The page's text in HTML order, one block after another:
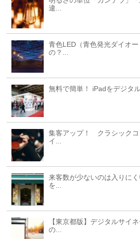
違...
青色LED（青色発光ダイオ
の？...
無料で簡単！ iPadをデジタ
集客アップ！ クラシックコ
イ...
来客数が少ないのは入りに
を...
【東京都版】デジタルサイ
の...